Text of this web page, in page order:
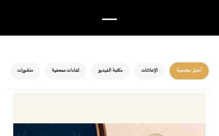
أخبار مجمعية الإعلانات مكتبة الفيديو لقاءات صحفية منشورات